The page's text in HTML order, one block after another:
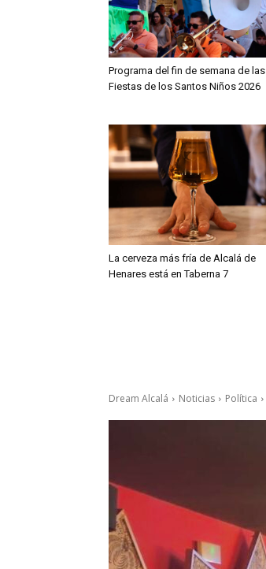
Programa del fin de semana de las
Fiestas de los Santos Niños 2026
La cerveza más fría de Alcalá de
Henares está en Taberna 7